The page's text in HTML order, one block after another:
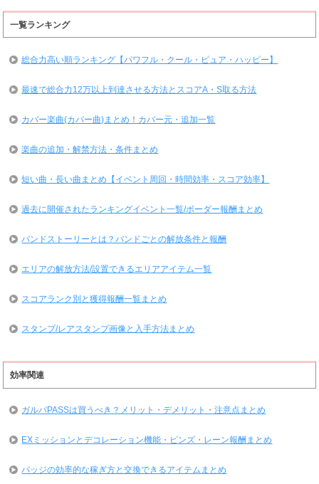
一覧ランキング
総合力高い順ランキング【パワフル・クール・ピュア・ハッピー】
最速で総合力12万以上到達させる方法とスコアA・S取る方法
カバー楽曲(カバー曲)まとめ！カバー元・追加一覧
楽曲の追加・解禁方法・条件まとめ
短い曲・長い曲まとめ【イベント周回・時間効率・スコア効率】
過去に開催されたランキングイベント一覧/ボーダー報酬まとめ
バンドストーリーとは？バンドごとの解放条件と報酬
エリアの解放方法/設置できるエリアアイテム一覧
スコアランク別と獲得報酬一覧まとめ
スタンプ/レアスタンプ画像と入手方法まとめ
効率関連
ガルパPASSは買うべき？メリット・デメリット・注意点まとめ
EXミッションとデコレーション機能・ピンズ・レーン報酬まとめ
バッジの効率的な稼ぎ方と交換できるアイテムまとめ